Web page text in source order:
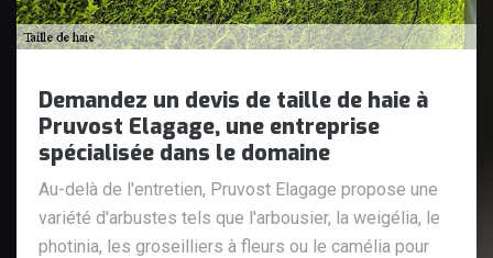
Demandez un devis de taille de haie à
Pruvost Elagage, une entreprise
spécialisée dans le domaine
Au-delà de l'entretien, Pruvost Elagage propose une
variété d'arbustes tels que l'arbousier, la weigélia, le
photinia, les groseilliers à fleurs ou le camélia pour